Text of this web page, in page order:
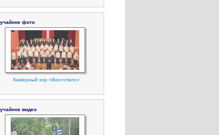
фото
Камерный хор «Вентспилс»
видео